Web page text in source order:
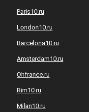
Paris10.ru
London10.ru
Barcelona10.ru
Amsterdam10.ru
Ohfrance.ru
Rim10.ru
Milan10.ru